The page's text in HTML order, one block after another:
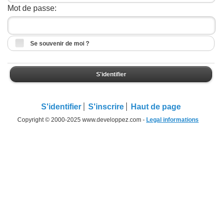
Mot de passe:
Se souvenir de moi ?
S'identifier
S'identifier S'inscrire Haut de page
Copyright © 2000-2025 www.developpez.com - Legal informations